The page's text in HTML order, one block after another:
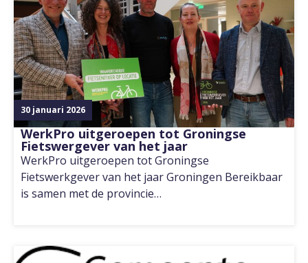
30 januari 2026
WerkPro uitgeroepen tot Groningse
Fietswergever van het jaar
WerkPro uitgeroepen tot Groningse
Fietswerkgever van het jaar Groningen Bereikbaar
is samen met de provincie…